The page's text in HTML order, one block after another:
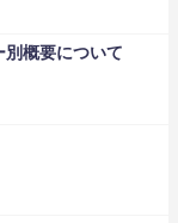
概要について